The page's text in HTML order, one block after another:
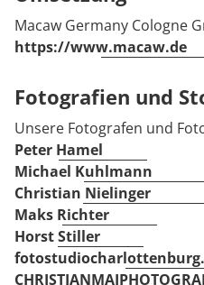
Macaw Germany Cologne
https://www.macaw.de
Fotografien und
Unsere Fotografen und
Peter Hamel
Michael Kuhlmann
Christian Nielinger
Maks Richter
Horst Stiller